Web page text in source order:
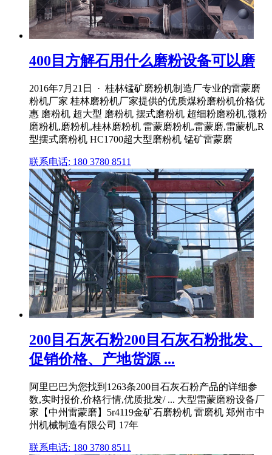
400目方解石用什么磨粉设备可以磨
2016年7月21日 · 桂林锰矿磨粉机制造厂专业的雷蒙磨
粉机厂家 桂林磨粉机厂家提供的优质煤粉磨粉机价格优
惠 磨粉机 超大型 磨粉机 摆式磨粉机 超细粉磨粉机,微粉
磨粉机,磨粉机,桂林磨粉机 雷蒙磨粉机,雷蒙磨,雷蒙机,R
型摆式磨粉机 HC1700超大型磨粉机 锰矿雷蒙磨
联系电话: 180 3780 8511
200目石灰石粉200目石灰石粉批发、
促销价格、产地货源 ...
阿里巴巴为您找到1263条200目石灰石粉产品的详细参
数,实时报价,价格行情,优质批发/ ... 大型雷蒙磨粉设备厂
家【中州雷蒙磨】5r4119金矿石磨粉机 雷磨机 郑州市中
州机械制造有限公司 17年
联系电话: 180 3780 8511